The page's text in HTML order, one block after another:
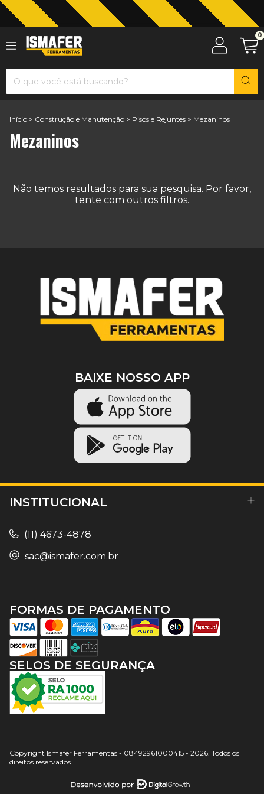
Jardinagem com The Black Tools
0
Início > Construção e Manutenção > Pisos e Rejuntes > Mezaninos
Mezaninos
Não temos resultados para sua pesquisa. Por favor,
tente com outros filtros.
INSTITUCIONAL
(11) 4673-4878
sac@ismafer.com.br
BAIXE NOSSO APP
SELOS DE SEGURANÇA
FORMAS DE PAGAMENTO
Copyright Ismafer Ferramentas - 08492961000415 - 2026. Todos os
direitos reservados.